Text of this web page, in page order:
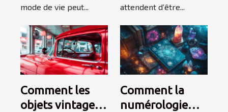
mode de vie peut...
attendent d’être...
Comment les
objets vintage
Comment la
numérologie